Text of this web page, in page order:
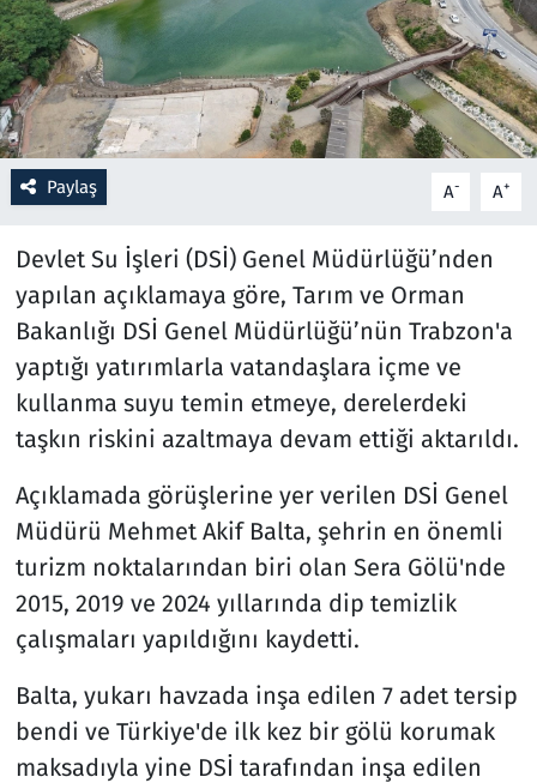
Paylaş A- A+
Devlet Su İşleri (DSİ) Genel Müdürlüğü’nden
yapılan açıklamaya göre, Tarım ve Orman
Bakanlığı DSİ Genel Müdürlüğü’nün Trabzon'a
yaptığı yatırımlarla vatandaşlara içme ve
kullanma suyu temin etmeye, derelerdeki
taşkın riskini azaltmaya devam ettiği aktarıldı.
Açıklamada görüşlerine yer verilen DSİ Genel
Müdürü Mehmet Akif Balta, şehrin en önemli
turizm noktalarından biri olan Sera Gölü'nde
2015, 2019 ve 2024 yıllarında dip temizlik
çalışmaları yapıldığını kaydetti.
Balta, yukarı havzada inşa edilen 7 adet tersip
bendi ve Türkiye'de ilk kez bir gölü korumak
maksadıyla yine DSİ tarafından inşa edilen
Rüya Tabirleri
Sağlık
Savunma Sanayi
Spor
Teknoloji ve Bilim
Televizyon